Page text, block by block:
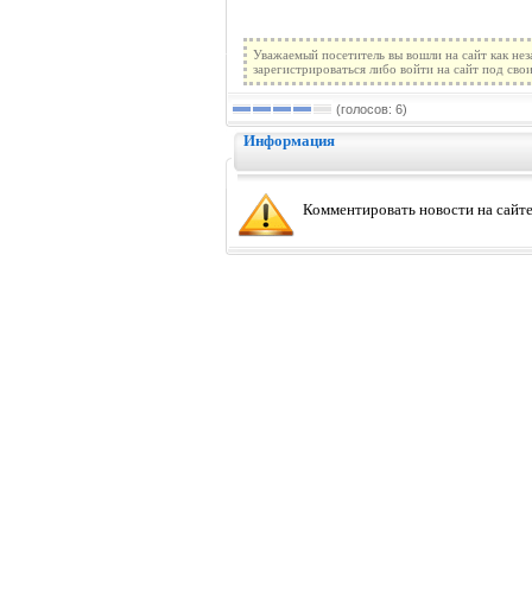
Уважаемый посетитель вы вошли на сайт как
зарегистрироваться либо войти на сайт под
(голосов: 6)
Информация
Комментировать новости на